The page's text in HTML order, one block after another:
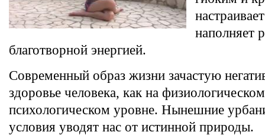
наполняет
благотворной энергией.
Современный образ жизни зачастую
здоровье человека, как на
психологическом уровне. Нынешние
условия уводят нас от истинной природы.